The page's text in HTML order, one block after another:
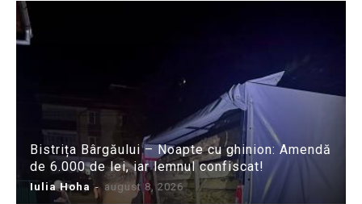
Bistrița Bârgăului – Noapte cu ghinion: Amendă
de 6.000 de lei, iar lemnul confiscat!
Iulia Hoha - august 8, 2026